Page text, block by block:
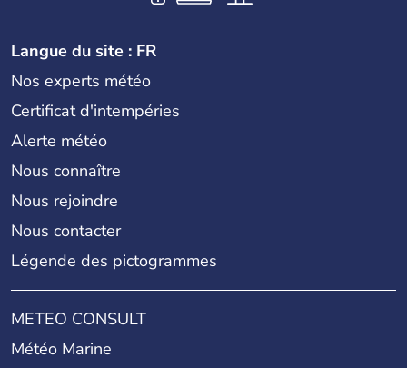
Langue du site : FR
Nos experts météo
Certificat d'intempéries
Alerte météo
Nous connaître
Nous rejoindre
Nous contacter
Légende des pictogrammes
METEO CONSULT
Météo Marine